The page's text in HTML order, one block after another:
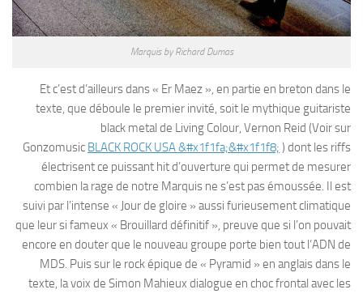
Marquis by Richard Dumas
Et c’est d’ailleurs dans « Er Maez », en partie en breton dans le
texte, que déboule le premier invité, soit le mythique guitariste
black metal de Living Colour, Vernon Reid (Voir sur
Gonzomusic BLACK ROCK USA &#x1f1fa;&#x1f1f8; ) dont les riffs
électrisent ce puissant hit d’ouverture qui permet de mesurer
combien la rage de notre Marquis ne s’est pas émoussée. Il est
suivi par l’intense « Jour de gloire » aussi furieusement climatique
que leur si fameux « Brouillard définitif », preuve que si l’on pouvait
encore en douter que le nouveau groupe porte bien tout l‘ADN de
MDS. Puis sur le rock épique de « Pyramid » en anglais dans le
texte, la voix de Simon Mahieux dialogue en choc frontal avec les